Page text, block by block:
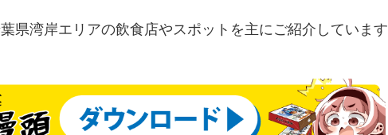
県湾岸エリアの飲食店やスポットを主にご紹介しています